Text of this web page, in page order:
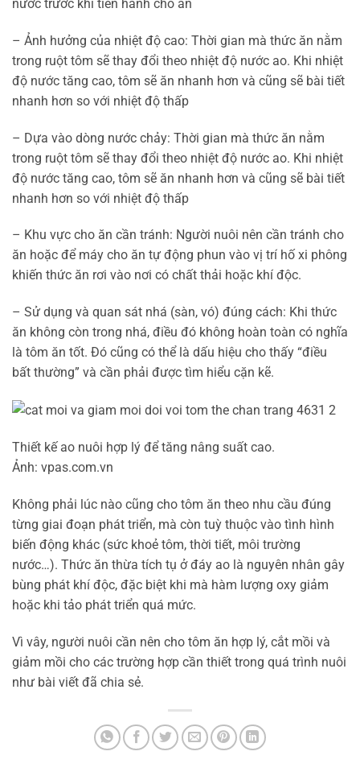
nước trước khi tiến hành cho ăn
– Ảnh hưởng của nhiệt độ cao: Thời gian mà thức ăn nằm
trong ruột tôm sẽ thay đổi theo nhiệt độ nước ao. Khi nhiệt
độ nước tăng cao, tôm sẽ ăn nhanh hơn và cũng sẽ bài tiết
nhanh hơn so với nhiệt độ thấp
– Dựa vào dòng nước chảy: Thời gian mà thức ăn nằm
trong ruột tôm sẽ thay đổi theo nhiệt độ nước ao. Khi nhiệt
độ nước tăng cao, tôm sẽ ăn nhanh hơn và cũng sẽ bài tiết
nhanh hơn so với nhiệt độ thấp
– Khu vực cho ăn cần tránh: Người nuôi nên cần tránh cho
ăn hoặc để máy cho ăn tự động phun vào vị trí hố xi phông
khiến thức ăn rơi vào nơi có chất thải hoặc khí độc.
– Sử dụng và quan sát nhá (sàn, vó) đúng cách: Khi thức
ăn không còn trong nhá, điều đó không hoàn toàn có nghĩa
là tôm ăn tốt. Đó cũng có thể là dấu hiệu cho thấy “điều
bất thường” và cần phải được tìm hiểu cặn kẽ.
Thiết kế ao nuôi hợp lý để tăng nâng suất cao.
Ảnh: vpas.com.vn
Không phải lúc nào cũng cho tôm ăn theo nhu cầu đúng
từng giai đoạn phát triển, mà còn tuỳ thuộc vào tình hình
biến động khác (sức khoẻ tôm, thời tiết, môi trường
nước…). Thức ăn thừa tích tụ ở đáy ao là nguyên nhân gây
bùng phát khí độc, đặc biệt khi mà hàm lượng oxy giảm
hoặc khi tảo phát triển quá mức.
Vì vây, người nuôi cần nên cho tôm ăn hợp lý, cắt mồi và
giảm mồi cho các trường hợp cần thiết trong quá trình nuôi
như bài viết đã chia sẻ.